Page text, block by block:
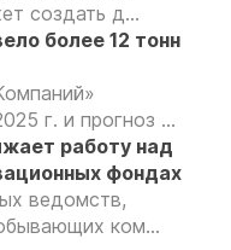
создать д...
более 12 тонн
г. и прогноз ...
работу над
фондах
ведомств,
ком...